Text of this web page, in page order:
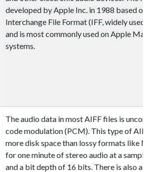
developed by Apple Inc. in 1988 based on
Interchange File Format (IFF, widely used
and is most commonly used on Apple
systems.
The audio data in most AIFF files is
code modulation (PCM). This type of AIFF
more disk space than lossy formats like
for one minute of stereo audio at a sample
and a bit depth of 16 bits. There is also a